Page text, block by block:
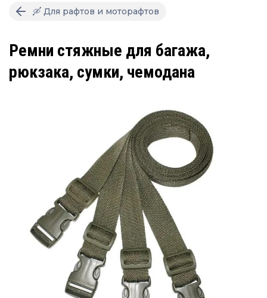
🛶 Для рафтов и моторафтов
Ремни стяжные для багажа,
рюкзака, сумки, чемодана